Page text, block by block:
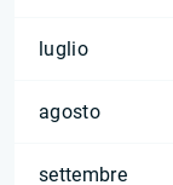
luglio
agosto
settembre